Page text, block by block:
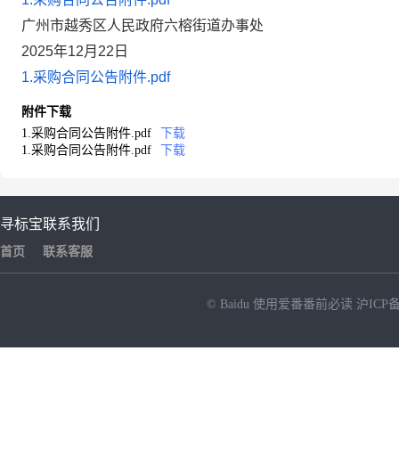
广州市越秀区人民政府六榕街道办事处
2025年12月22日
1.采购合同公告附件.pdf
附件下载
1.采购合同公告附件.pdf
下载
1.采购合同公告附件.pdf
下载
寻标宝
首页
联系我们
联系客服
© Baidu 使用爱番番前必读 沪ICP